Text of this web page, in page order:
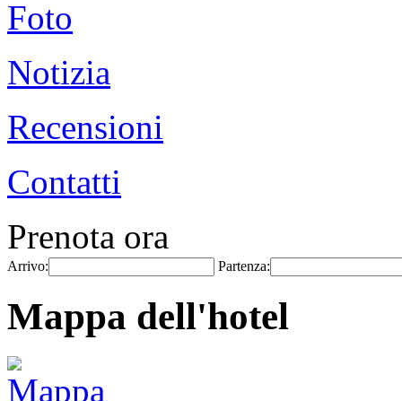
Foto
Notizia
Recensioni
Contatti
Prenota ora
Arrivo: Partenza:
Mappa dell'hotel